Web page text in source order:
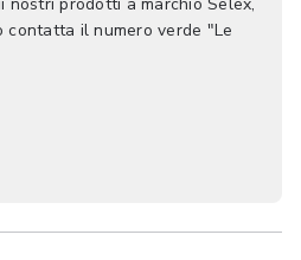
contatta il numero verde "Le